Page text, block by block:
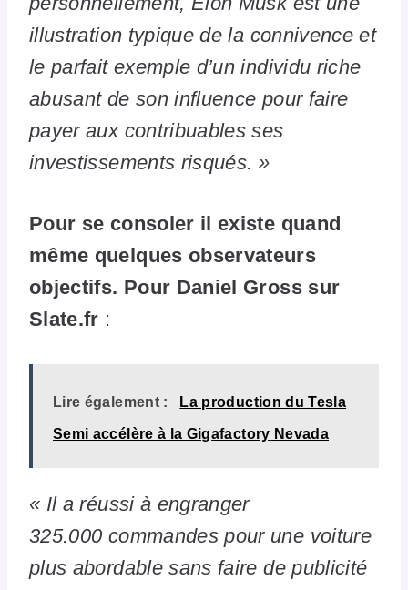
illustration typique de la connivence et
le parfait exemple d’un individu riche
abusant de son influence pour faire
payer aux contribuables ses
investissements risqués. »
Pour se consoler il existe quand
même quelques observateurs
objectifs. Pour Daniel Gross sur
Slate.fr :
Lire également : La production du Tesla
Semi accélère à la Gigafactory Nevada
« Il a réussi à engranger
325.000 commandes pour une voiture
plus abordable sans faire de publicité